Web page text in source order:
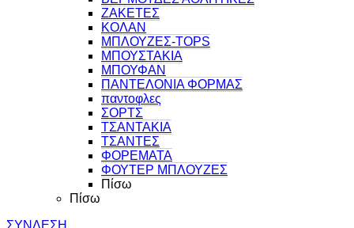
ΖΑΚΕΤΕΣ
ΚΟΛΑΝ
ΜΠΛΟΥΖΕΣ-TOPS
ΜΠΟΥΣΤΑΚΙΑ
ΜΠΟΥΦΑΝ
ΠΑΝΤΕΛΟΝΙΑ ΦΟΡΜΑΣ
παντοφλες
ΣΟΡΤΣ
ΤΣΑΝΤΑΚΙΑ
ΤΣΑΝΤΕΣ
ΦΟΡΕΜΑΤΑ
ΦΟΥΤΕΡ ΜΠΛΟΥΖΕΣ
Πίσω
Πίσω
ΣΥΝΔΕΣΗ